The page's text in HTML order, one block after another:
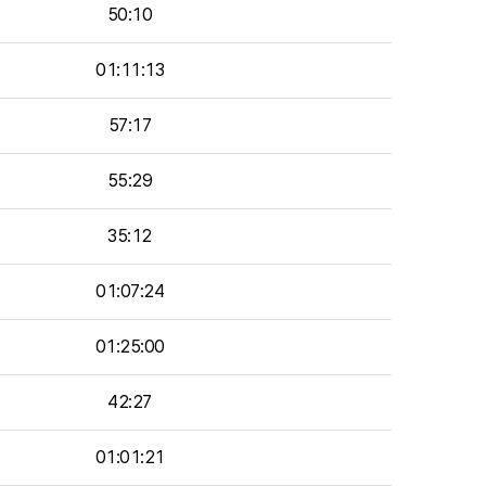
50:10
01:11:13
57:17
55:29
35:12
01:07:24
01:25:00
42:27
01:01:21